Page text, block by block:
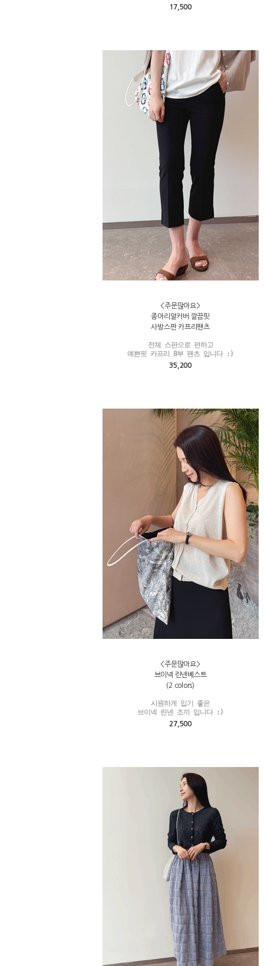
17,500
<주문많아요>
종아리알커버 깔끔핏
사방스판 카프리팬츠
전체 스판으로 편하고
예쁜핏 카프리 8부 팬츠 입니다 :)
35,200
<주문많아요>
브이넥 린넨베스트
(2 colors)
시원하게 입기 좋은
브이넥 린넨 조끼 입니다 :)
27,500